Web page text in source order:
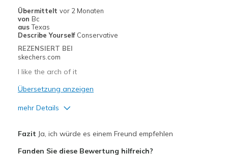
Übermittelt vor 2 Monaten
von Bc
aus Texas
Describe Yourself Conservative
REZENSIERT BEI
skechers.com
I like the arch of it
Übersetzung anzeigen
mehr Details
Fazit Ja, ich würde es einem Freund empfehlen
Fanden Sie diese Bewertung hilfreich?